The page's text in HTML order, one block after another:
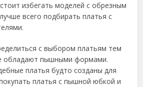
избегать моделей с обрезным
всего подбирать платья с
с выбором платьям тем
обладают пышными формами.
платья будто созданы для
платья с пышной юбкой и